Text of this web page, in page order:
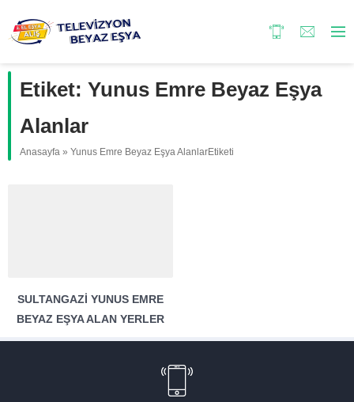
Etiket: Yunus Emre Beyaz Eşya
Alanlar
Anasayfa » Yunus Emre Beyaz Eşya AlanlarEtiketi
SULTANGAZI YUNUS EMRE
BEYAZ EŞYA ALAN YERLER